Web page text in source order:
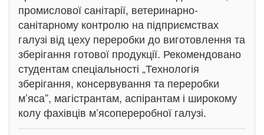
промислової санітарії, ветеринарно-
санітарному контролю на підприємствах
галузі від цеху переробки до виготовлення та
зберігання готової продукції. Рекомендовано
студентам спеціальності „Технологія
зберігання, консервування та переробки
м’яса”, магістрантам, аспірантам і широкому
колу фахівців м’ясопереробної галузі.